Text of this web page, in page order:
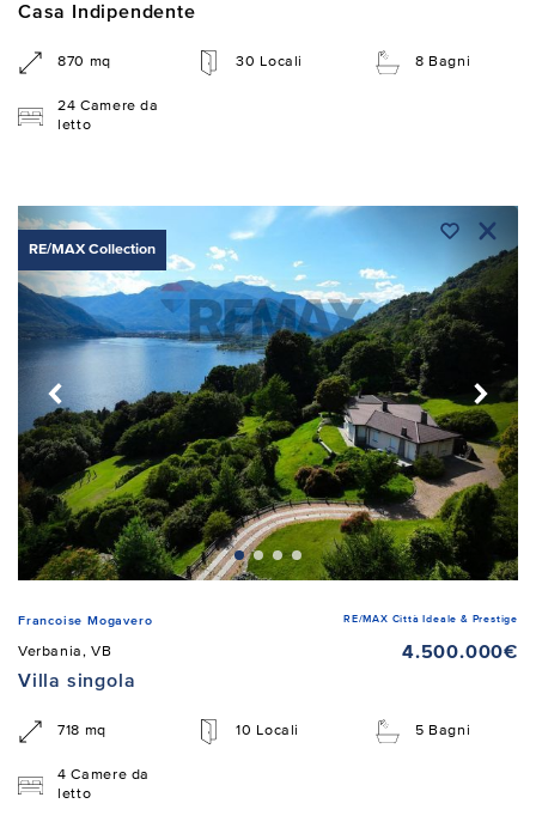
Casa Indipendente
870 mq 30 Locali 8 Bagni
24 Camere da
letto
RE/MAX Collection
Francoise Mogavero RE/MAX Città Ideale & Prestige
Verbania, VB
4.500.000€
Villa singola
718 mq 10 Locali 5 Bagni
4 Camere da
letto